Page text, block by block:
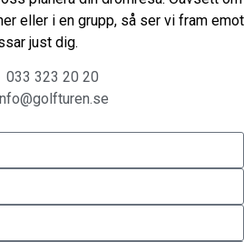
eller i en grupp, så ser vi fram emot
just dig.
033 323 20 20